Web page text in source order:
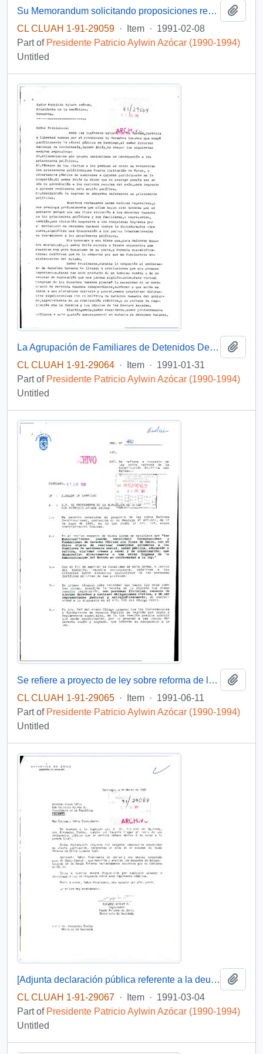
Su Memorandum solicitando proposiciones respecto de Proyecto de Ley sobre reprogramación de deudas del sector agrícola presentado a su consideración por FEDAC-Curico
CL CLUAH 1-91-29059 · Item · 1991-02-08
Part of Presidente Patricio Aylwin Azócar (1990-1994)
Untitled
La Agrupación de Familiares de Detenidos Desaparecidos junto a otras organizaciones sociales solicita reunirse con autoridades políticas para conversar acerca de la situación de los prisioneros políticos en Chile
CL CLUAH 1-91-29064 · Item · 1991-01-31
Part of Presidente Patricio Aylwin Azócar (1990-1994)
Untitled
Se refiere a proyecto de ley sobre reforma de la Constitución Política del Estado
CL CLUAH 1-91-29065 · Item · 1991-06-11
Part of Presidente Patricio Aylwin Azócar (1990-1994)
Untitled
[Adjunta declaración pública referente a la deuda externa chilena]
CL CLUAH 1-91-29067 · Item · 1991-03-04
Part of Presidente Patricio Aylwin Azócar (1990-1994)
Untitled